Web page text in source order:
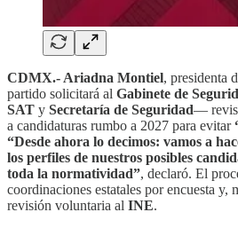
CDMX.- Ariadna Montiel, presidenta
partido solicitará al Gabinete de
SAT y Secretaría de Seguridad—
a candidaturas rumbo a 2027 para evitar
“Desde ahora lo decimos: vamos a
los perfiles de nuestros posibles
toda la normatividad”, declaró. El
coordinaciones estatales por encuesta y,
revisión voluntaria al INE.